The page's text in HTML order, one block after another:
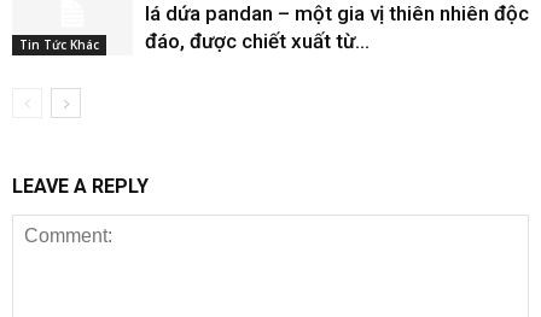
Tin Tức Khác
lá dứa pandan – một gia vị thiên nhiên độc
đáo, được chiết xuất từ...
LEAVE A REPLY